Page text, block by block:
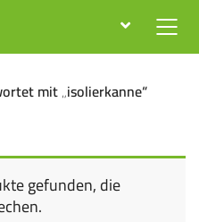
mit „isolierkanne“
gefunden, die